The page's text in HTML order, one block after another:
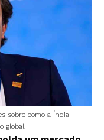
sobre como a Índia
global.